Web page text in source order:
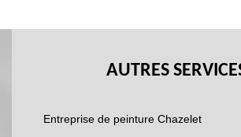
AUTRES
Entreprise de peinture Chazelet